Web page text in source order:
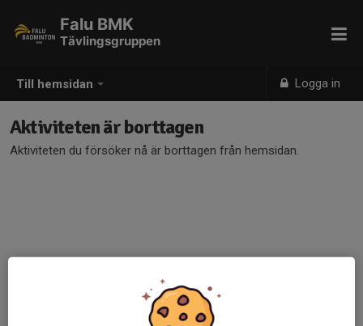
Till hemsidan Logga in
Falu BMK
Tävlingsgruppen
Aktiviteten är borttagen
Aktiviteten du försöker nå är borttagen från hemsidan.